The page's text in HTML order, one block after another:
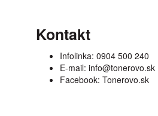
Kontakt
Infolinka: 0904 500 240
E-mail: info@tonerovo.sk
Facebook: Tonerovo.sk